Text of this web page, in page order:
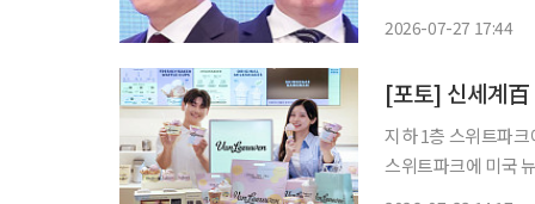
2026-07-27 17:44
[포토] 신세계百
지하 1층 스위트파크에 입점...인
스위트파크에 미국